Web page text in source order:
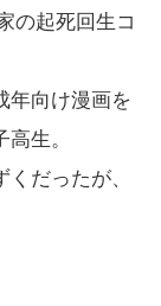
の起死回生コ
年向け漫画を
生。
だったが、